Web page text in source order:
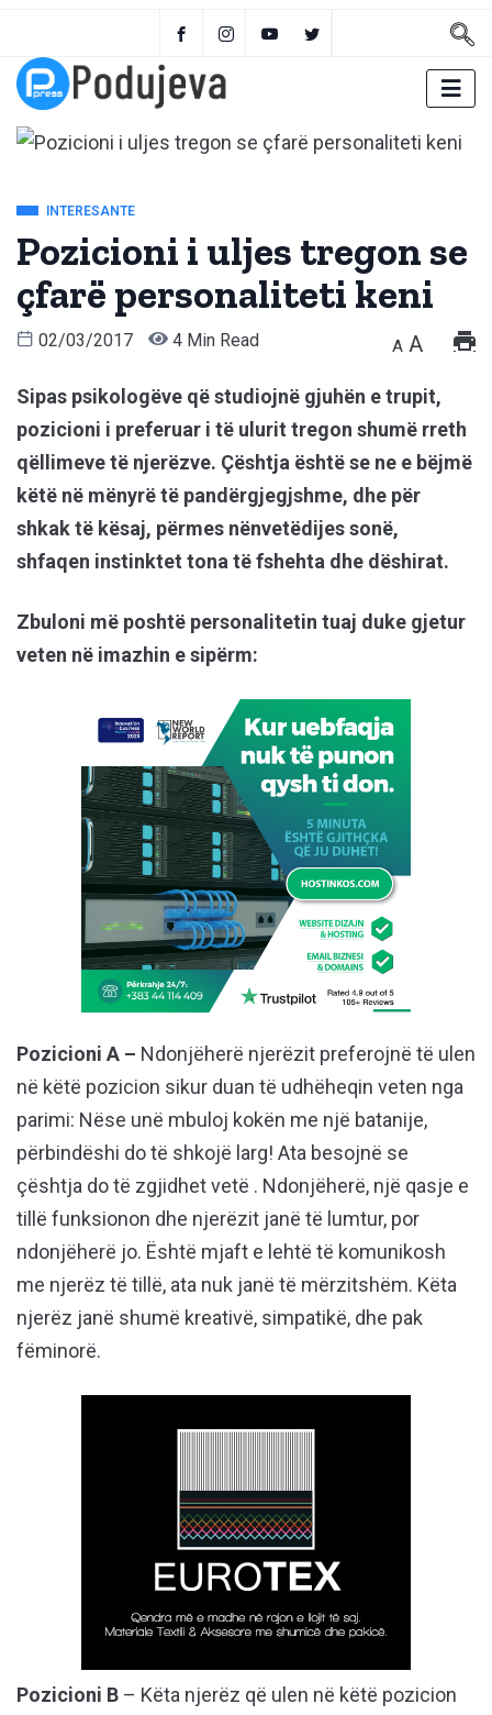
INTERESANTE
Pozicioni i uljes tregon se
çfarë personaliteti keni
02/03/2017 4 Min Read A A
Sipas psikologëve që studiojnë gjuhën e trupit,
pozicioni i preferuar i të ulurit tregon shumë rreth
qëllimeve të njerëzve. Çështja është se ne e bëjmë
këtë në mënyrë të pandërgjegjshme, dhe për
shkak të kësaj, përmes nënvetëdijes sonë,
shfaqen instinktet tona të fshehta dhe dëshirat.
Zbuloni më poshtë personalitetin tuaj duke gjetur
veten në imazhin e sipërm:
Pozicioni A – Ndonjëherë njerëzit preferojnë të ulen
në këtë pozicion sikur duan të udhëheqin veten nga
parimi: Nëse unë mbuloj kokën me një batanije,
përbindëshi do të shkojë larg! Ata besojnë se
çështja do të zgjidhet vetë . Ndonjëherë, një qasje e
tillë funksionon dhe njerëzit janë të lumtur, por
ndonjëherë jo. Është mjaft e lehtë të komunikosh
me njerëz të tillë, ata nuk janë të mërzitshëm. Këta
njerëz janë shumë kreativë, simpatikë, dhe pak
fëminorë.
Pozicioni B – Këta njerëz që ulen në këtë pozicion